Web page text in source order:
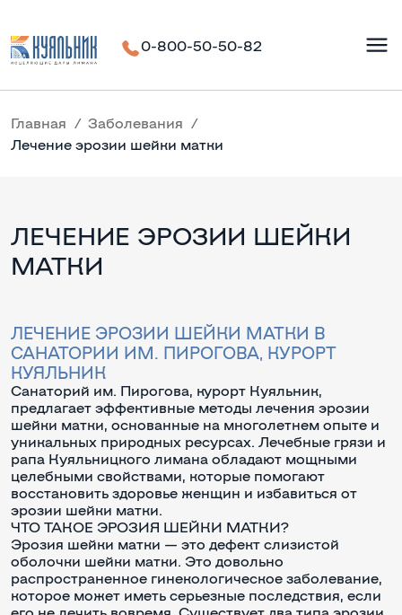
0-800-50-50-82
Главная
Заболевания
Лечение эрозии шейки матки
ЛЕЧЕНИЕ ЭРОЗИИ ШЕЙКИ
МАТКИ
ЛЕЧЕНИЕ ЭРОЗИИ ШЕЙКИ МАТКИ В
САНАТОРИИ ИМ. ПИРОГОВА, КУРОРТ
КУЯЛЬНИК
Санаторий им. Пирогова, курорт Куяльник,
предлагает эффективные методы лечения эрозии
шейки матки, основанные на многолетнем опыте и
уникальных природных ресурсах. Лечебные грязи и
рапа Куяльницкого лимана обладают мощными
целебными свойствами, которые помогают
восстановить здоровье женщин и избавиться от
эрозии шейки матки.
ЧТО ТАКОЕ ЭРОЗИЯ ШЕЙКИ МАТКИ?
Эрозия шейки матки — это дефект слизистой
оболочки шейки матки. Это довольно
распространенное гинекологическое заболевание,
которое может иметь серьезные последствия, если